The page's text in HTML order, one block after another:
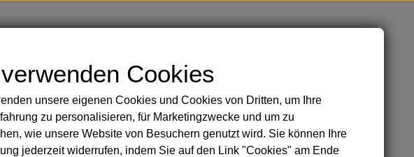
Rasur
und Körper
Handbemalte Duschvorhänge Körperpflege
Cookies
unsere eigenen Cookies und Cookies von Dritten, um Ihre
zu personalisieren, für Marketingzwecke und um zu
wie unsere Website von Besuchern genutzt wird. Sie können Ihre
jederzeit widerrufen, indem Sie auf den Link "Cookies" am Ende